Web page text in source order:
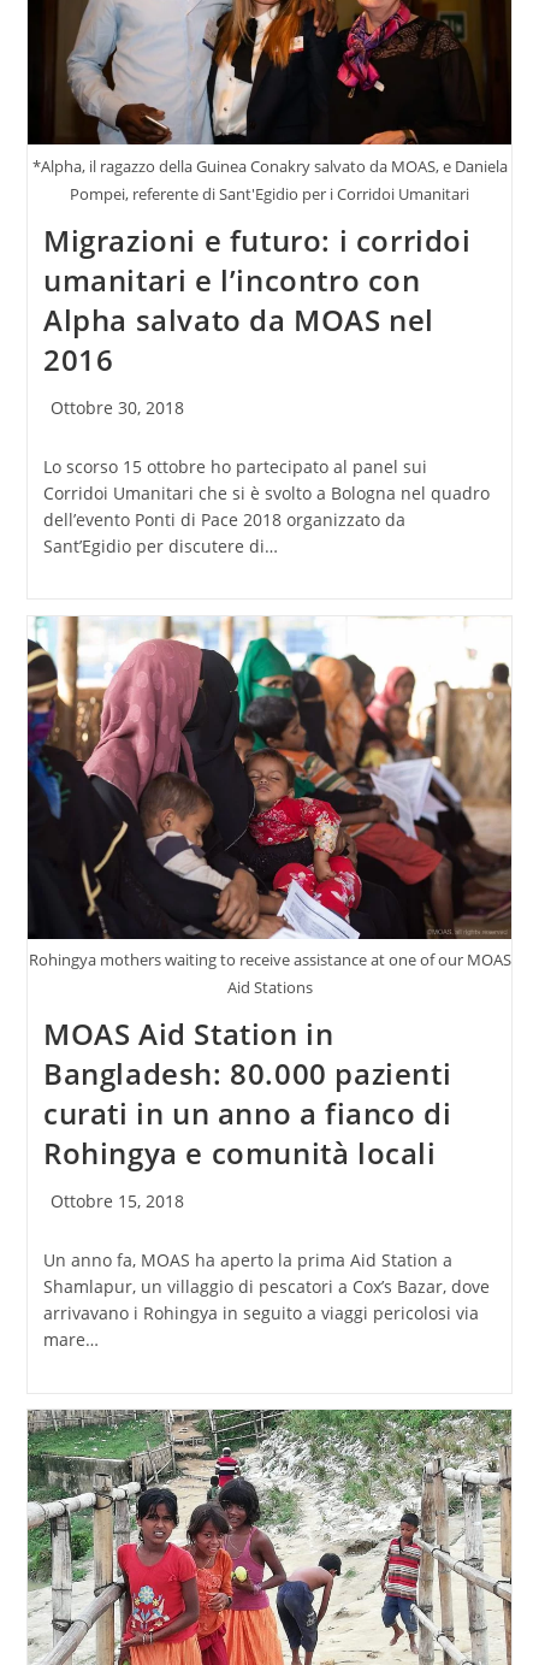
*Alpha, il ragazzo della Guinea Conakry salvato da MOAS, e Daniela
Pompei, referente di Sant'Egidio per i Corridoi Umanitari
Migrazioni e futuro: i corridoi
umanitari e l’incontro con
Alpha salvato da MOAS nel
2016
Articolo
Ottobre 30, 2018
Lo scorso 15 ottobre ho partecipato al panel sui
Corridoi Umanitari che si è svolto a Bologna nel quadro
dell’evento Ponti di Pace 2018 organizzato da
Sant’Egidio per discutere di…
Rohingya mothers waiting to receive assistance at one of our MOAS
Aid Stations
MOAS Aid Station in
Bangladesh: 80.000 pazienti
curati in un anno a fianco di
Rohingya e comunità locali
Articolo
Ottobre 15, 2018
Un anno fa, MOAS ha aperto la prima Aid Station a
Shamlapur, un villaggio di pescatori a Cox’s Bazar, dove
arrivavano i Rohingya in seguito a viaggi pericolosi via
mare…